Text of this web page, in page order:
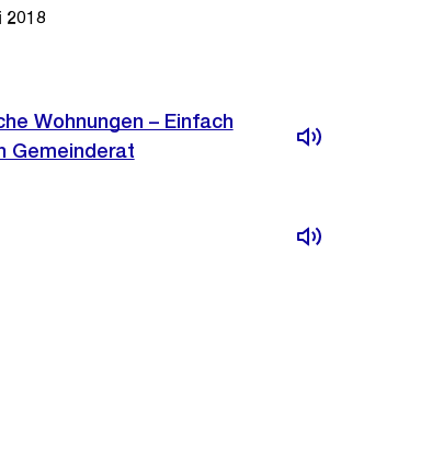
2018
Wohnungen – Einfach
Gemeinderat